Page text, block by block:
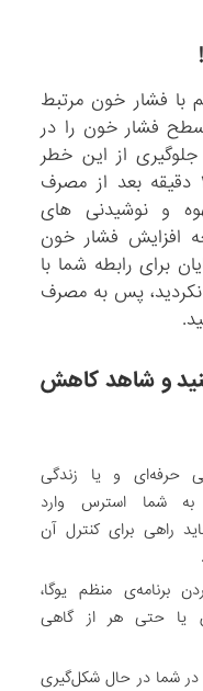
با فشار خون مرتبط
فشار خون را در
جلوگیری از این خطر
سعی کنید فشار خون خود را ۳۰ دقیقه بعد از مصرف
و نوشیدنی های
افزایش فشار خون
برای رابطه شما با
پس به مصرف
و شاهد کاهش
حرفه‌ای و یا زندگی
شما استرس وارد
راهی برای کنترل آن
برنامه‌ی منظم یوگا،
یا حتی هر از گاهی
شما در حال شکل‌گیری